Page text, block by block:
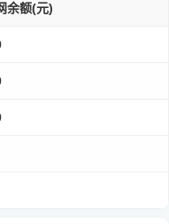
余额(元)